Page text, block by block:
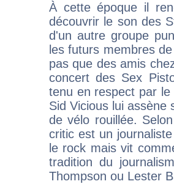
À cette époque il
découvrir le son des
d'un autre groupe
les futurs membres
pas que des amis
concert des Sex
tenu en respect par
Sid Vicious lui
de vélo rouillée.
critic est un
le rock mais vit
tradition du
Thompson ou Lester